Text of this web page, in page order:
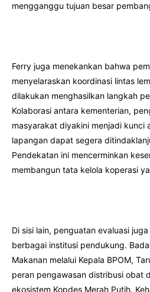
mengganggu tujuan besar
Ferry juga menekankan bahwa
menyelaraskan koordinasi lintas
dilakukan menghasilkan langkah
Kolaborasi antara kementerian,
masyarakat diyakini menjadi kunci
lapangan dapat segera
Pendekatan ini mencerminkan
membangun tata kelola koperasi
Di sisi lain, penguatan evaluasi
berbagai institusi pendukung.
Makanan melalui Kepala BPOM,
peran pengawasan distribusi obat
ekosistem Kopdes Merah Putih.